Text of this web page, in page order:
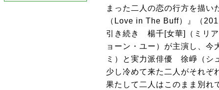
まった二人の恋の行方を描い
（Love in The Buff）』（
引き続き 楊千[女華]（ミリ
ョーン・ユー）が主演し、
ミ）と実力派俳優 徐崢（シ
少し冷めて来た二人がそれぞ
果たして二人はこのまま別